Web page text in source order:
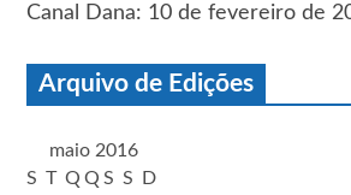
Canal Dana: 10 de fevereiro de
Arquivo de Edições
maio 2016
S T Q Q S S D